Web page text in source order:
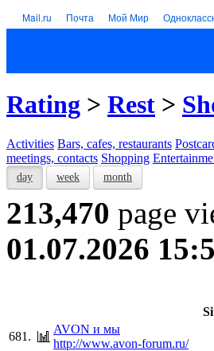
Mail.ru Почта Мой Мир
Rating > Rest >
Activities Bars, cafes, restaurants
meetings, contacts Shopping
day week month
213,470 page
01.07.2026
681.
AVON и мы
http://www.avon-forum.ru/